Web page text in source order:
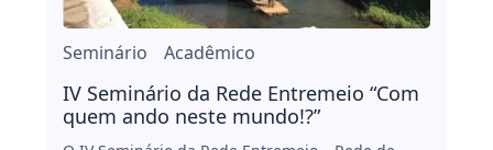
Seminário Acadêmico
IV Seminário da Rede Entremeio “Com
quem ando neste mundo!?”